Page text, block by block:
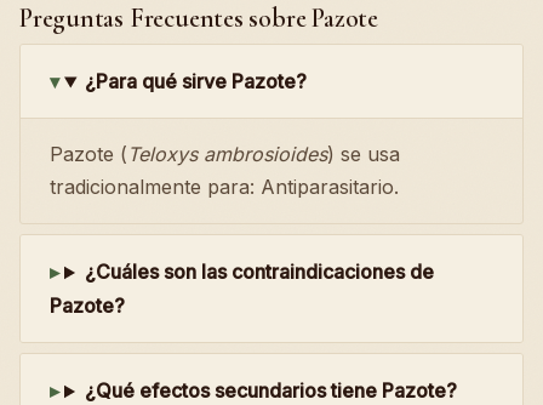
Preguntas Frecuentes sobre Pazote
¿Para qué sirve Pazote?
Pazote ( Teloxys ambrosioides) se usa
tradicionalmente para: Antiparasitario.
¿Cuáles son las contraindicaciones de
Pazote?
¿Qué efectos secundarios tiene Pazote?